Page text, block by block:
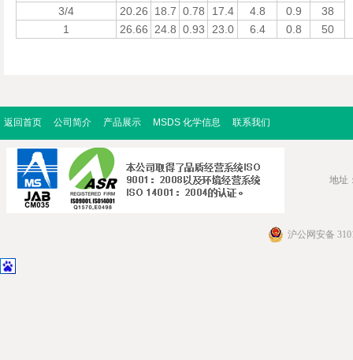
3/4
20.26 18.7 0.78 17.4 4.8 0.9
38
1
26.66 24.8 0.93 23.0 6.4 0.8 50
返回首页 公司简介 产品展示 MSDS 化学信息 联系我们
地址
沪公网安备